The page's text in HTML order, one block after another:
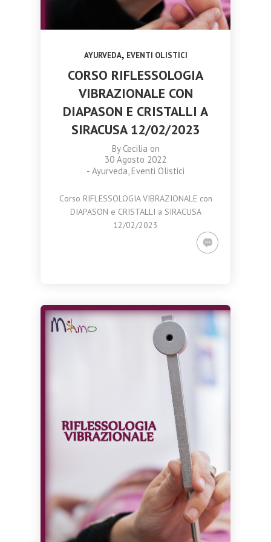
AYURVEDA, EVENTI OLISTICI
CORSO RIFLESSOLOGIA
VIBRAZIONALE CON
DIAPASON E CRISTALLI A
SIRACUSA 12/02/2023
By Cecilia on
30 Agosto 2022
- Ayurveda,Eventi Olistici
Corso RIFLESSOLOGIA VIBRAZIONALE con
DIAPASON e CRISTALLI a SIRACUSA
12/02/2023